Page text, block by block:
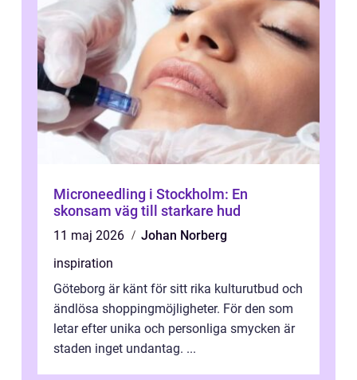
Microneedling i Stockholm: En
skonsam väg till starkare hud
11 maj 2026
Johan Norberg
inspiration
Göteborg är känt för sitt rika kulturutbud och
ändlösa shoppingmöjligheter. För den som
letar efter unika och personliga smycken är
staden inget undantag. ...